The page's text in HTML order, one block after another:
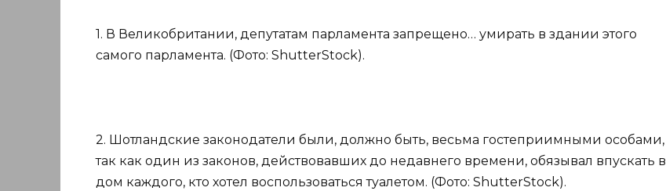
1. В Великобритании, депутатам парламента запрещено… умирать в здании этого
самого парламента. (Фото: ShutterStock).
2. Шотландские законодатели были, должно быть, весьма гостеприимными особами,
так как один из законов, действовавших до недавнего времени, обязывал впускать в
дом каждого, кто хотел воспользоваться туалетом. (Фото: ShutterStock).